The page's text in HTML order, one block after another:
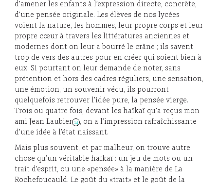
d’amener les enfants à l’expression directe, concrète,
d’une pensée originale. Les élèves de nos lycées
voient la nature, les hommes, leur propre corps et leur
propre cœur à travers les littératures anciennes et
modernes dont on leur a bourré le crâne ; ils savent
trop de vers des autres pour en créer qui soient bien à
eux. Si pourtant on leur demande de noter, sans
prétention et hors des cadres réguliers, une sensation,
une émotion, un souvenir vécu, ils pourront
quelquefois retrouver l’idée pure, la pensée vierge.
Trois ou quatre fois, devant les haïkaï qu’a reçus mon
ami Jean Laubier 14 , on a l’impression rafraîchissante
d’une idée à l’état naissant.
Mais plus souvent, et par malheur, on trouve autre
chose qu’un véritable haïkaï : un jeu de mots ou un
trait d’esprit, ou une «pensée» à la manière de La
Rochefoucauld. Le goût du «trait» et le goût de la